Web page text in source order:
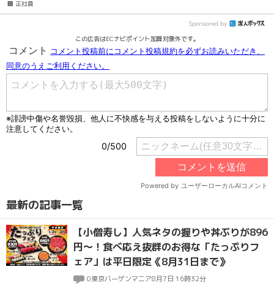
🏢 正社員
Sponsored by
この広告はECナビポイント加算対象外です。
最新の記事一覧
【小僧寿し】人気ネタの握りや丼ぶりが896
円〜！食べ応え抜群のお得な「たっぷりフ
ェア」は平日限定《8月31日まで》
0東京バーゲンマニア8月7日 16時32分